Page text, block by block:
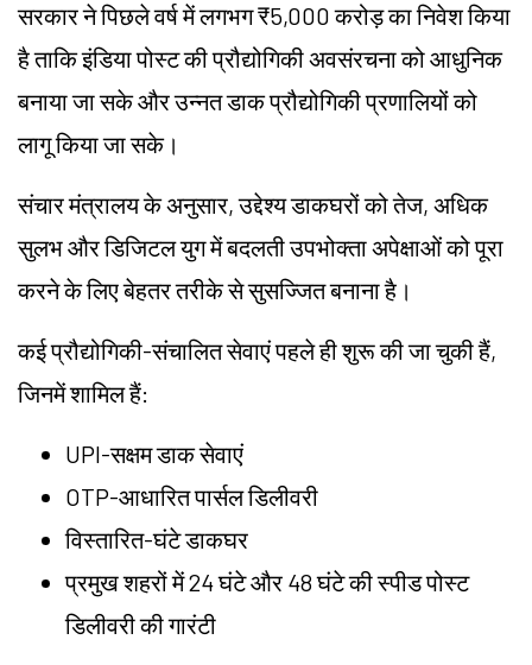
सरकार ने पिछले वर्ष में लगभग ₹5,000 करोड़ का निवेश किया
है ताकि इंडिया पोस्ट की प्रौद्योगिकी अवसंरचना को आधुनिक
बनाया जा सके और उन्नत डाक प्रौद्योगिकी प्रणालियों को
लागू किया जा सके।
संचार मंत्रालय के अनुसार, उद्देश्य डाकघरों को तेज, अधिक
सुलभ और डिजिटल युग में बदलती उपभोक्ता अपेक्षाओं को पूरा
करने के लिए बेहतर तरीके से सुसज्जित बनाना है।
कई प्रौद्योगिकी-संचालित सेवाएं पहले ही शुरू की जा चुकी हैं,
जिनमें शामिल हैं:
UPI-सक्षम डाक सेवाएं
OTP-आधारित पार्सल डिलीवरी
विस्तारित-घंटे डाकघर
प्रमुख शहरों में 24 घंटे और 48 घंटे की स्पीड पोस्ट
डिलीवरी की गारंटी